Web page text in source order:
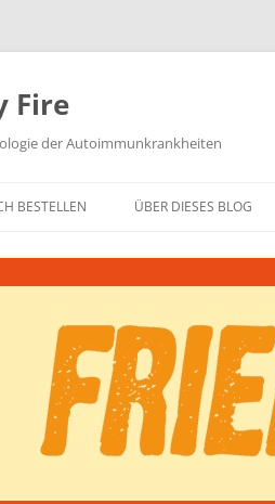
Fire
der Autoimmunkrankheiten
BESTELLEN ÜBER DIESES BLOG